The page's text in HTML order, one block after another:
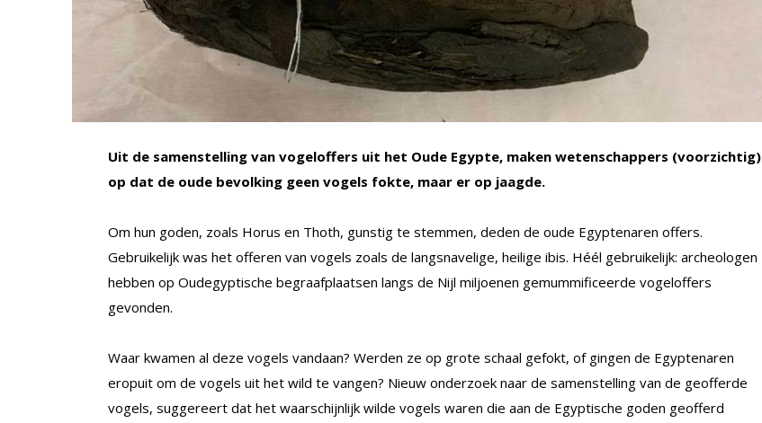
Uit de samenstelling van vogeloffers uit het Oude Egypte, maken wetenschappers (voorzichtig)
op dat de oude bevolking geen vogels fokte, maar er op jaagde.
Om hun goden, zoals Horus en Thoth, gunstig te stemmen, deden de oude Egyptenaren offers.
Gebruikelijk was het offeren van vogels zoals de langsnavelige, heilige ibis. Héél gebruikelijk: archeologen
hebben op Oudegyptische begraafplaatsen langs de Nijl miljoenen gemummificeerde vogeloffers
gevonden.
Waar kwamen al deze vogels vandaan? Werden ze op grote schaal gefokt, of gingen de Egyptenaren
eropuit om de vogels uit het wild te vangen? Nieuw onderzoek naar de samenstelling van de geofferde
vogels, suggereert dat het waarschijnlijk wilde vogels waren die aan de Egyptische goden geofferd